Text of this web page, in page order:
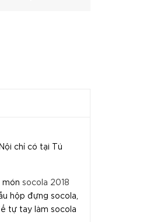
chỉ có tại Tú
món socola 2018
hộp đựng socola,
tự tay làm socola